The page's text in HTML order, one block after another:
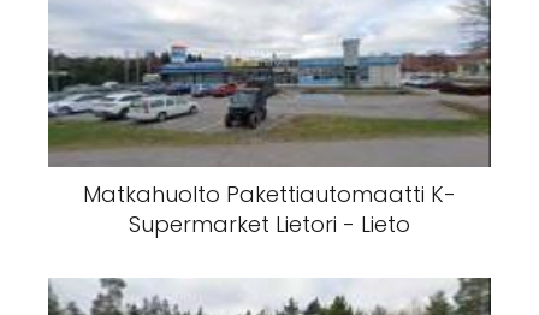
Matkahuolto Pakettiautomaatti K-
Supermarket Lietori - Lieto